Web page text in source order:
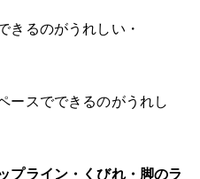
きるのがうれしい・
ースでできるのがうれし
プライン・くびれ・脚のラ